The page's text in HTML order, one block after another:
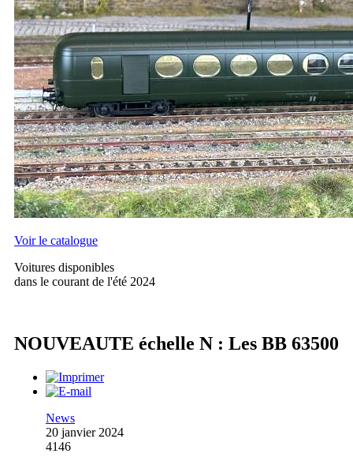
Voir le catalogue
Voitures disponibles
dans le courant de l'été 2024
NOUVEAUTE échelle N : Les BB 63500
News
20 janvier 2024
4146